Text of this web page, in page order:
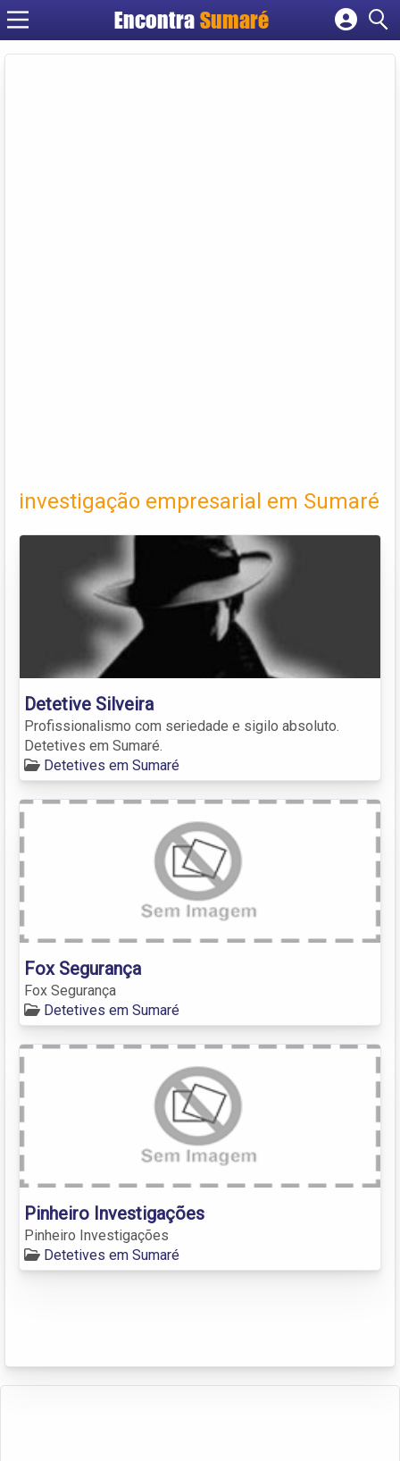
Encontra Sumaré
Cadastrar empresa
investigação empresarial em Sumaré
Detetive Silveira
Profissionalismo com seriedade e sigilo absoluto.
Detetives em Sumaré.
Detetives em Sumaré
Fox Segurança
Fox Segurança
Detetives em Sumaré
Pinheiro Investigações
Pinheiro Investigações
Detetives em Sumaré